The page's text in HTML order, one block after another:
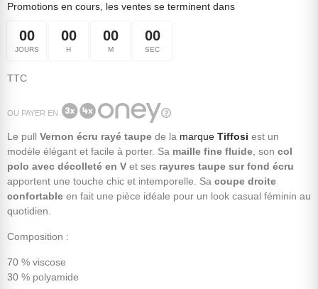
Promotions en cours, les ventes se terminent dans
00
JOURS
00
H
00
M
00
SEC
TTC
OU PAYER EN
Le pull Vernon écru rayé taupe de la marque Tiffosi est un
modèle élégant et facile à porter. Sa maille fine fluide , son col
polo avec décolleté en V et ses rayures taupe sur fond écru
apportent une touche chic et intemporelle. Sa coupe droite
confortable en fait une pièce idéale pour un look casual féminin au
quotidien.
Composition :
70 % viscose
30 % polyamide